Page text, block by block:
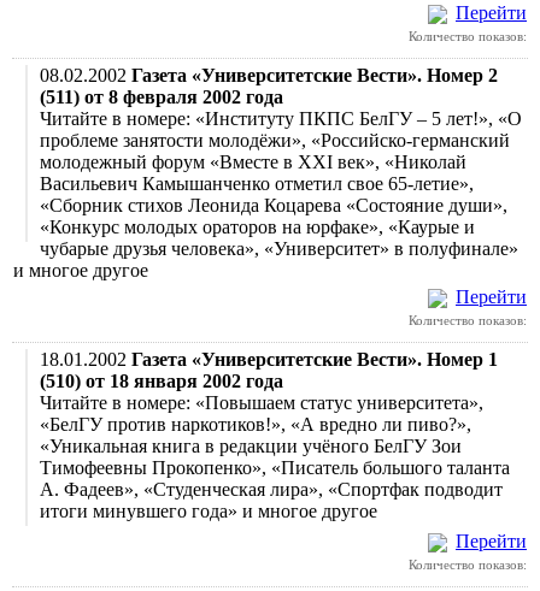
Перейти
Количество показов:
08.02.2002 Газета «Университетские Вести». Номер 2
(511) от 8 февраля 2002 года
Читайте в номере: «Институту ПКПС БелГУ – 5 лет!», «О
проблеме занятости молодёжи», «Российско-германский
молодежный форум «Вместе в XXI век», «Николай
Васильевич Камышанченко отметил свое 65-летие»,
«Сборник стихов Леонида Коцарева «Состояние души»,
«Конкурс молодых ораторов на юрфаке», «Каурые и
чубарые друзья человека», «Университет» в полуфинале»
и многое другое
Перейти
Количество показов:
18.01.2002 Газета «Университетские Вести». Номер 1
(510) от 18 января 2002 года
Читайте в номере: «Повышаем статус университета»,
«БелГУ против наркотиков!», «А вредно ли пиво?»,
«Уникальная книга в редакции учёного БелГУ Зои
Тимофеевны Прокопенко», «Писатель большого таланта
А. Фадеев», «Студенческая лира», «Спортфак подводит
итоги минувшего года» и многое другое
Перейти
Количество показов: